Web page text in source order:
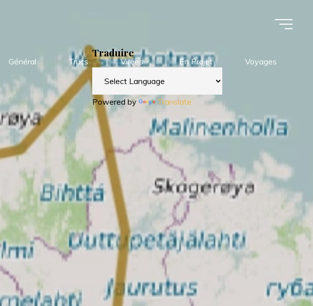
Général Trucs Virées En Projet Voyages
Traduire
Powered by Translate